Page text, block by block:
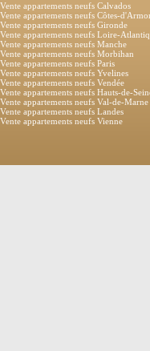
Vente appartements neufs Calvados
Vente appartements neufs Côtes-
Vente appartements neufs Gironde
Vente appartements neufs Loire-
Vente appartements neufs Manche
Vente appartements neufs Morbihan
Vente appartements neufs Paris
Vente appartements neufs Yvelines
Vente appartements neufs Vendée
Vente appartements neufs Hauts-de-
Vente appartements neufs Val-de-Marne
Vente appartements neufs Landes
Vente appartements neufs Vienne